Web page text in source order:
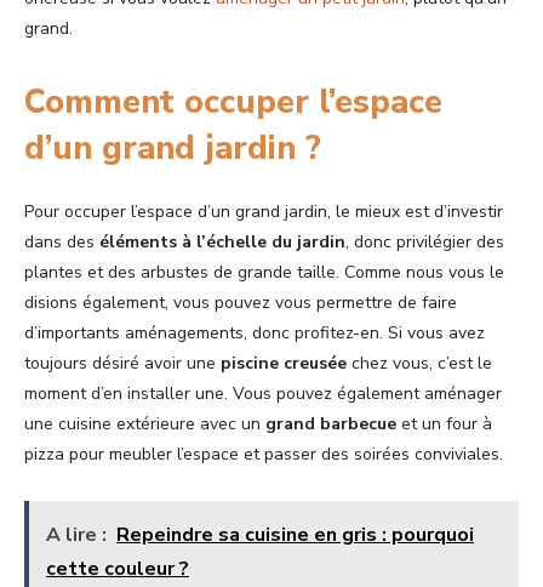
grand.
Comment occuper l’espace
d’un grand jardin ?
Pour occuper l’espace d’un grand jardin, le mieux est d’investir
dans des éléments à l’échelle du jardin, donc privilégier des
plantes et des arbustes de grande taille. Comme nous vous le
disions également, vous pouvez vous permettre de faire
d’importants aménagements, donc profitez-en. Si vous avez
toujours désiré avoir une piscine creusée chez vous, c’est le
moment d’en installer une. Vous pouvez également aménager
une cuisine extérieure avec un grand barbecue et un four à
pizza pour meubler l’espace et passer des soirées conviviales.
A lire : Repeindre sa cuisine en gris : pourquoi
cette couleur ?